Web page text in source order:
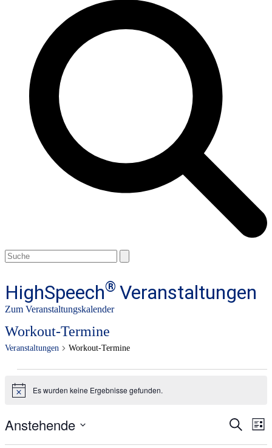
Open
mobile
Close
mobile
Search
HighSpeech® Veranstaltungen
Zum Veranstaltungskalender
Workout-Termine
Veranstaltungen Workout-Termine
HinweisEs wurden keine Ergebnisse gefunden.
Suche
Suche
Liste
Anstehende